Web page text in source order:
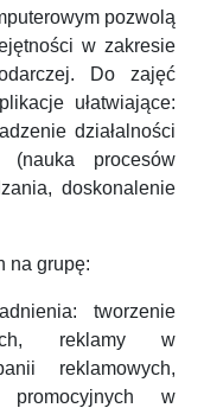
pozwolą
w zakresie
Do zajęć
ułatwiające:
działalności
procesów
doskonalenie
na grupę:
tworzenie
reklamy w
reklamowych,
promocyjnych w